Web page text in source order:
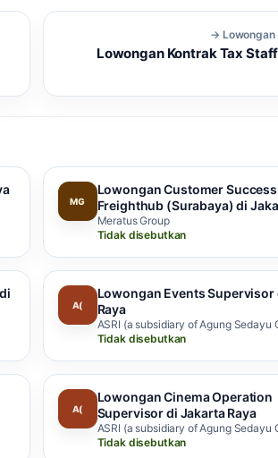
→ Lowongan
Lowongan Kontrak Tax
MG
Lowongan Customer Success
Freighthub (Surabaya) di
Meratus Group
Tidak disebutkan
A(
Lowongan Events Supervisor
Raya
ASRI (a subsidiary of Agung Sedayu
Tidak disebutkan
A(
Lowongan Cinema Operation
Supervisor di Jakarta Raya
ASRI (a subsidiary of Agung Sedayu
Tidak disebutkan